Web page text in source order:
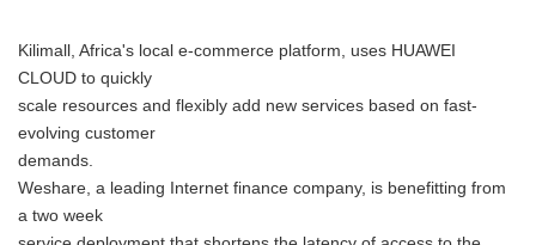
Kilimall, Africa's local e-commerce platform, uses HUAWEI
CLOUD to quickly
scale resources and flexibly add new services based on fast-
evolving customer
demands.
Weshare, a leading Internet finance company, is benefitting from
a two week